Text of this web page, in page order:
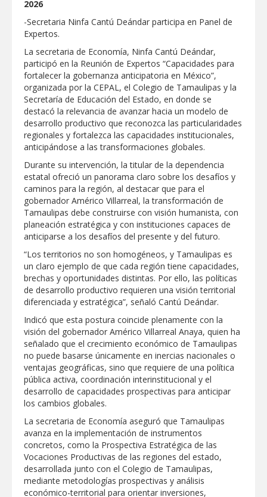
GOBIERNO MUNICIPAL ACERCA
SERVICIOS Y APOYOS A FAMILIAS CON
Impulsa STPS ferias del empleo para
jóvenes en tres regiones de Tamaulipas
Felicitó Carlos Peña Ortiz a más de 390
egresados de la Universidad Tecnológica
de Tamaulipas Norte
GOBIERNO DE CARMEN LILIA
CANTUROSAS INVIERTE EN
INFRAESTRUCTURA HÍDRICA PARA
GARANTIZAR UN MEJOR SERVICIO DE
AGUA POTABLE
Facilita DIF Tamaulipas trámite de
credencial y placas de circulación para
personas con discapacidad
CARMEN LILIA CANTUROSAS
CONSOLIDA A NUEVO LAREDO COMO
REFERENTE DE ENERGÍA LIMPIA EN
TAMAULIPAS
Destacó Alcalde Carlos Peña Ortiz
respuesta inmediata de servicios
municipales ante tormenta
La UAT, Gobierno del Estado y
ganaderos consolidan proyecto “Carne
Tam
GOBIERNO MUNICIPAL INVITA A
CAMPAÑA DE TAMIZAJE AUDITIVO
GRATUITO PARA RECIÉN NACIDOS EN
CLÍNICA UNE NUEVA ERA
Entregó Carlos Peña Ortiz apoyos de
"Mamá Luchona", acompañado por la
Senadora Maki Esther Ortiz Domínguez
Intensificó Municipio programa de
bacheo en cuatro colonias de Reynosa
2026
-Secretaria Ninfa Cantú Deándar participa en Panel de
Expertos.
La secretaria de Economía, Ninfa Cantú Deándar,
participó en la Reunión de Expertos “Capacidades para
fortalecer la gobernanza anticipatoria en México”,
organizada por la CEPAL, el Colegio de Tamaulipas y la
Secretaría de Educación del Estado, en donde se
destacó la relevancia de avanzar hacia un modelo de
desarrollo productivo que reconozca las particularidades
regionales y fortalezca las capacidades institucionales,
anticipándose a las transformaciones globales.
Durante su intervención, la titular de la dependencia
estatal ofreció un panorama claro sobre los desafíos y
caminos para la región, al destacar que para el
gobernador Américo Villarreal, la transformación de
Tamaulipas debe construirse con visión humanista, con
planeación estratégica y con instituciones capaces de
anticiparse a los desafíos del presente y del futuro.
“Los territorios no son homogéneos, y Tamaulipas es
un claro ejemplo de que cada región tiene capacidades,
brechas y oportunidades distintas. Por ello, las políticas
de desarrollo productivo requieren una visión territorial
diferenciada y estratégica”, señaló Cantú Deándar.
Indicó que esta postura coincide plenamente con la
visión del gobernador Américo Villarreal Anaya, quien ha
señalado que el crecimiento económico de Tamaulipas
no puede basarse únicamente en inercias nacionales o
ventajas geográficas, sino que requiere de una política
pública activa, coordinación interinstitucional y el
desarrollo de capacidades prospectivas para anticipar
los cambios globales.
La secretaria de Economía aseguró que Tamaulipas
avanza en la implementación de instrumentos
concretos, como la Prospectiva Estratégica de las
Vocaciones Productivas de las regiones del estado,
desarrollada junto con el Colegio de Tamaulipas,
mediante metodologías prospectivas y análisis
económico-territorial para orientar inversiones,